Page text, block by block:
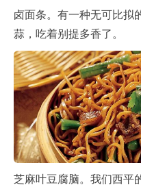
卤面条。有一种无可比拟
蒜，吃着别提多香了。
芝麻叶豆腐脑。我们西平